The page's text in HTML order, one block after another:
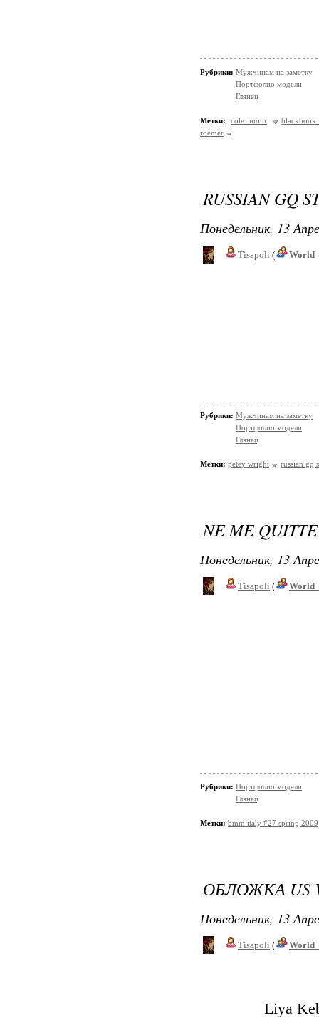
Рубрики: Мужчинам на заметку
Портфолио модели
Глянец
Метки: cole mohr
roemer
RUSSIAN GQ
Понедельник, 13
Tisapoli (
Рубрики: Мужчинам на заметку
Портфолио модели
Глянец
Метки: petey wright russian gq
NE ME
Понедельник, 13
Tisapoli (
Рубрики: Портфолио модели
Глянец
Метки: bmm italy #27 spring 2009
ОБЛОЖКА US
Понедельник, 13
Tisapoli (
Liya